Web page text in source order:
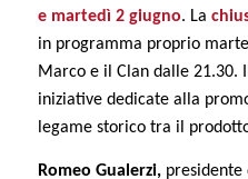
e martedì 2 giugno. La
in programma proprio
Marco e il Clan dalle 21.30.
iniziative dedicate alla
legame storico tra il
Romeo Gualerzi,presidente